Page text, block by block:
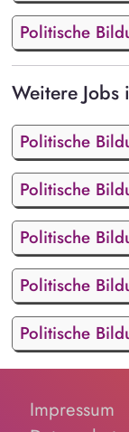
Politische
Weitere
Politische
Politische
Politische
Politische
Politische
Impressum